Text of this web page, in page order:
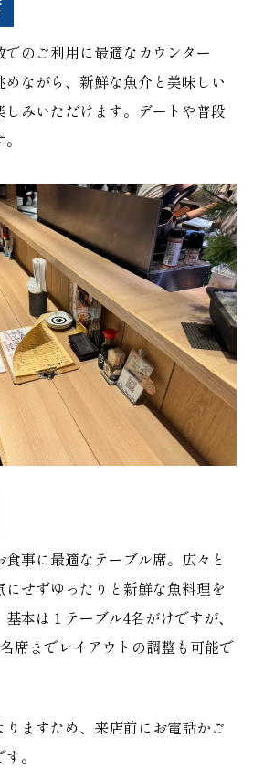
のご利用に最適なカウンター
ながら、新鮮な魚介と美味しい
しみいただけます。デートや普段
事に最適なテーブル席。広々と
にせずゆったりと新鮮な魚料理を
本は１テーブル4名がけですが、
席までレイアウトの調整も可能で
ますため、来店前にお電話かご
。